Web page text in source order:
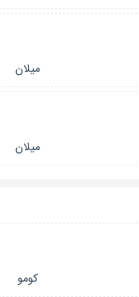
میلان
میلان
کومو